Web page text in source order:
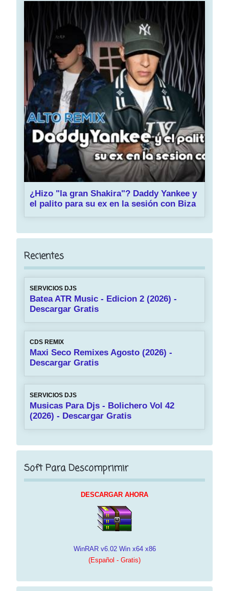
¿Hizo "la gran Shakira"? Daddy Yankee y
el palito para su ex en la sesión con Biza
Recientes
SERVICIOS DJS
Batea ATR Music - Edicion 2 (2026) -
Descargar Gratis
CDS REMIX
Maxi Seco Remixes Agosto (2026) -
Descargar Gratis
SERVICIOS DJS
Musicas Para Djs - Bolichero Vol 42
(2026) - Descargar Gratis
Soft Para Descomprimir
DESCARGAR AHORA
WinRAR v6.02 Win x64 x86
(Español - Gratis)